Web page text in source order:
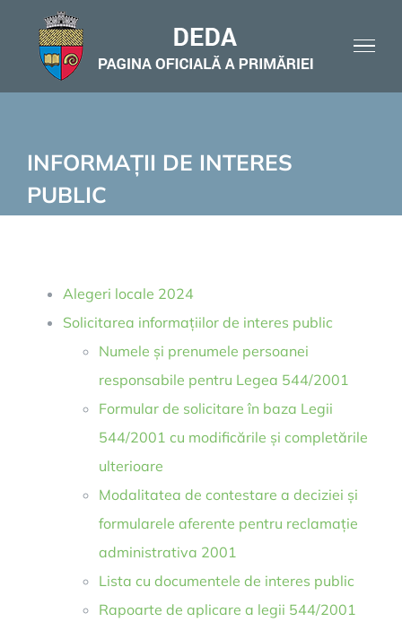
content
INFORMAȚII DE INTERES
PUBLIC
Alegeri locale 2024
Solicitarea informațiilor de interes public
Numele și prenumele persoanei
responsabile pentru Legea 544/2001
Formular de solicitare în baza Legii
544/2001 cu modificările și completările
ulterioare
Modalitatea de contestare a deciziei și
formularele aferente pentru reclamație
administrativa 2001
Lista cu documentele de interes public
Rapoarte de aplicare a legii 544/2001